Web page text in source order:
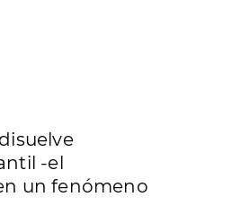
-el
un fenómeno